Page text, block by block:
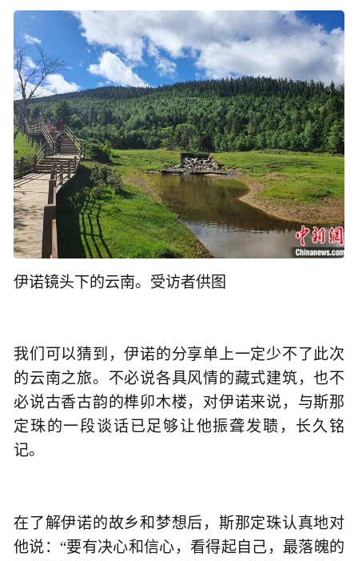
伊诺镜头下的云南。受访者供图
我们可以猜到，伊诺的分享单上一定少不了此次
的云南之旅。不必说各具风情的藏式建筑，也不
必说古香古韵的榫卯木楼，对伊诺来说，与斯那
定珠的一段谈话已足够让他振聋发聩，长久铭
记。
在了解伊诺的故乡和梦想后，斯那定珠认真地对
他说：“要有决心和信心，看得起自己，最落魄的